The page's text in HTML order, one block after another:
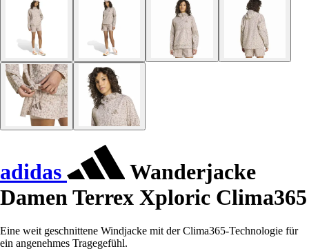
adidas
Wanderjacke
Damen Terrex Xploric Clima365
Eine weit geschnittene Windjacke mit der Clima365-Technologie für
ein angenehmes Tragegefühl.